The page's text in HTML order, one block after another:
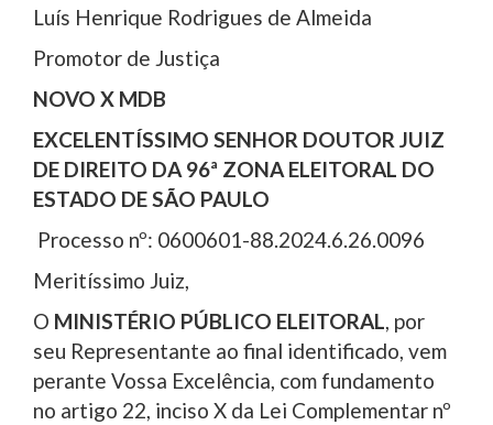
Luís Henrique Rodrigues de Almeida
Promotor de Justiça
NOVO X MDB
EXCELENTÍSSIMO SENHOR DOUTOR JUIZ
DE DIREITO DA 96ª ZONA ELEITORAL DO
ESTADO DE SÃO PAULO
Processo nº: 0600601-88.2024.6.26.0096
Meritíssimo Juiz,
O MINISTÉRIO PÚBLICO ELEITORAL , por
seu Representante ao final identificado, vem
perante Vossa Excelência, com fundamento
no artigo 22, inciso X da Lei Complementar nº